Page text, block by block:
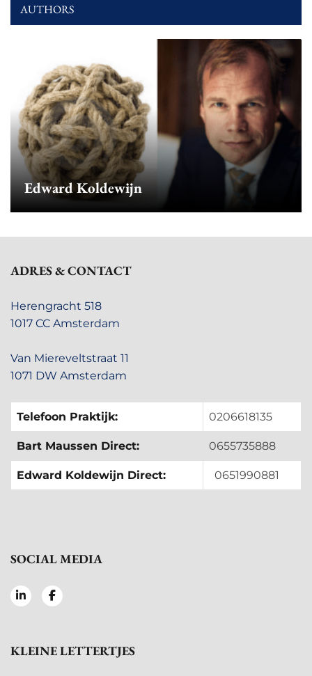
AUTHORS
Edward Koldewijn
ADRES & CONTACT
Herengracht 518
1017 CC Amsterdam
Van Miereveltstraat 11
1071 DW Amsterdam
Telefoon Praktijk: 0206618135
Bart Maussen Direct: 0655735888
Edward Koldewijn Direct: 0651990881
SOCIAL MEDIA
KLEINE LETTERTJES